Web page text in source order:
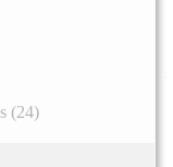
(24)